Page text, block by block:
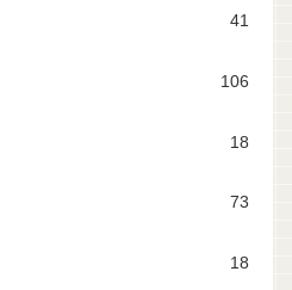
41
106
18
73
18